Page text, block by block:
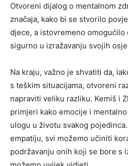
Otvoreni dijalog o mentalnom
značaja, kako bi se stvorilo
djece, a istovremeno omogućilo
sigurno u izražavanju svojih
Na kraju, važno je shvatiti da,
s teškim situacijama, otvoreni
napraviti veliku razliku. Kemiš i
primjeri kako emocije i
ulogu u životu svakog
empatiju, svi možemo učiniti
podržavanju onih koji se bore s